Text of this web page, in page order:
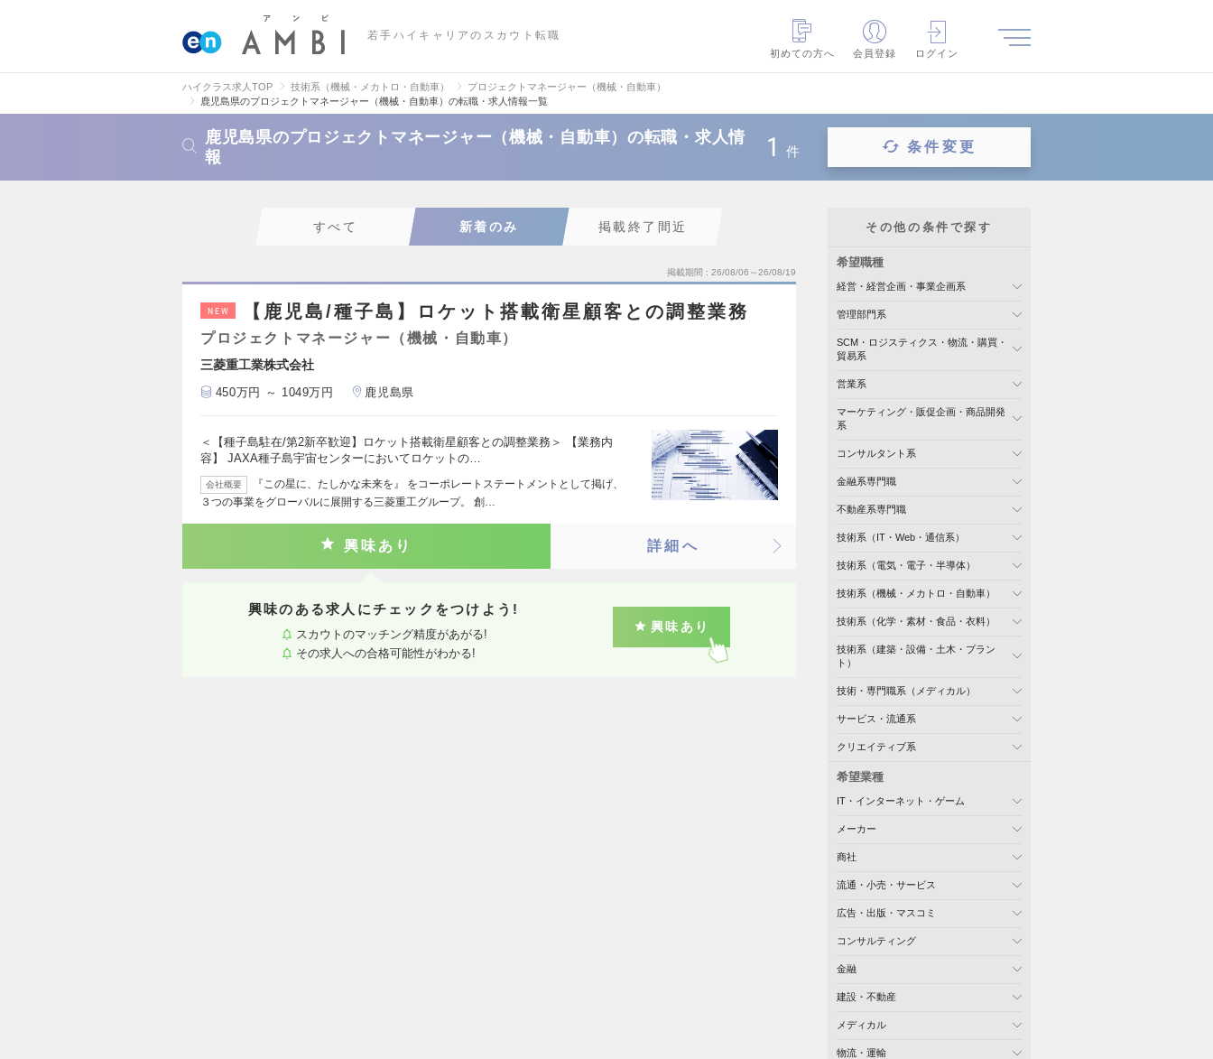
若手ハイキャリアのスカウト転職
初めての方へ
会員登録 ログイン
ハイクラス求人TOP 技術系（機械・メカトロ・自動車）
プロジェクトマネージャー（機械・自動車）
鹿児島県のプロジェクトマネージャー（機械・自動車）の転職・求人情報一覧
鹿児島県のプロジェクトマネージャー（機械・自動車）の転職・求人情
報
1 件 条件変更
すべて 新着のみ 掲載終了間近
掲載期間 26/08/06～26/08/19
NEW 【鹿児島/種子島】ロケット搭載衛星顧客との調整業務
プロジェクトマネージャー（機械・自動車）
三菱重工業株式会社
450万円 ～ 1049万円 鹿児島県
＜【種子島駐在/第2新卒歓迎】ロケット搭載衛星顧客との調整業務＞ 【業務内
容】 JAXA種子島宇宙センターにおいてロケットの…
会社概要
『この星に、たしかな未来を』 をコーポレートステートメントとして掲げ、
３つの事業をグローバルに展開する三菱重工グループ。 創…
興味あり 詳細へ
興味のある求人にチェックをつけよう!
スカウトのマッチング精度があがる!
その求人への合格可能性がわかる!
興味あり
その他の条件で探す
希望職種
経営・経営企画・事業企画系
管理部門系
SCM・ロジスティクス・物流・購買・
貿易系
営業系
マーケティング・販促企画・商品開発
系
コンサルタント系
金融系専門職
不動産系専門職
技術系（IT・Web・通信系）
技術系（電気・電子・半導体）
技術系（機械・メカトロ・自動車）
技術系（化学・素材・食品・衣料）
技術系（建築・設備・土木・プラン
ト）
技術・専門職系（メディカル）
サービス・流通系
クリエイティブ系
希望業種
IT・インターネット・ゲーム
メーカー
商社
流通・小売・サービス
広告・出版・マスコミ
コンサルティング
金融
建設・不動産
メディカル
物流・運輸